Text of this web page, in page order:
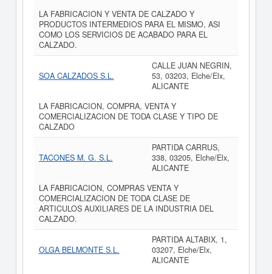
LA FABRICACION Y VENTA DE CALZADO Y
PRODUCTOS INTERMEDIOS PARA EL MISMO, ASI
COMO LOS SERVICIOS DE ACABADO PARA EL
CALZADO.
SOA CALZADOS S.L.
CALLE JUAN NEGRIN,
53, 03203, Elche/Elx,
ALICANTE
LA FABRICACION, COMPRA, VENTA Y
COMERCIALIZACION DE TODA CLASE Y TIPO DE
CALZADO
TACONES M. G. S.L.
PARTIDA CARRUS,
338, 03205, Elche/Elx,
ALICANTE
LA FABRICACION, COMPRAS VENTA Y
COMERCIALIZACION DE TODA CLASE DE
ARTICULOS AUXILIARES DE LA INDUSTRIA DEL
CALZADO.
OLGA BELMONTE S.L.
PARTIDA ALTABIX, 1,
03207, Elche/Elx,
ALICANTE